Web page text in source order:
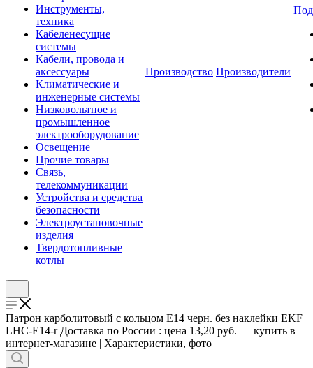
Инструменты,
техника
Кабеленесущие
системы
Кабели, провода и
аксессуары
Климатические и
инженерные системы
Низковольтное и
промышленное
электрооборудование
Освещение
Прочие товары
Связь,
телекоммуникации
Устройства и средства
безопасности
Электроустановочные
изделия
Твердотопливные
котлы
Производство Производители
Патрон карболитовый с кольцом Е14 черн. без наклейки EKF
LHC-E14-r Доставка по России : цена 13,20 руб. — купить в
интернет-магазине | Характеристики, фото